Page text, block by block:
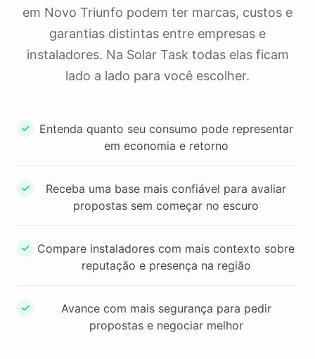
em Novo Triunfo podem ter marcas, custos e
garantias distintas entre empresas e
instaladores. Na Solar Task todas elas ficam
lado a lado para você escolher.
Entenda quanto seu consumo pode representar
em economia e retorno
Receba uma base mais confiável para avaliar
propostas sem começar no escuro
Compare instaladores com mais contexto sobre
reputação e presença na região
Avance com mais segurança para pedir
propostas e negociar melhor